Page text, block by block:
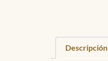
Descripción